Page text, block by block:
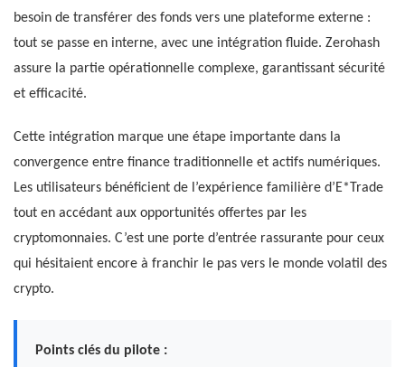
besoin de transférer des fonds vers une plateforme externe :
tout se passe en interne, avec une intégration fluide. Zerohash
assure la partie opérationnelle complexe, garantissant sécurité
et efficacité.
Cette intégration marque une étape importante dans la
convergence entre finance traditionnelle et actifs numériques.
Les utilisateurs bénéficient de l’expérience familière d’E*Trade
tout en accédant aux opportunités offertes par les
cryptomonnaies. C’est une porte d’entrée rassurante pour ceux
qui hésitaient encore à franchir le pas vers le monde volatil des
crypto.
Points clés du pilote :